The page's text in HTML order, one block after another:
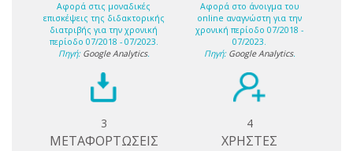
Αφορά στις μοναδικές
επισκέψεις της διδακτορικής
διατριβής για την χρονική
περίοδο 07/2018 - 07/2023.
Πηγή: Google Analytics.
Αφορά στο άνοιγμα του
online αναγνώστη για την
χρονική περίοδο 07/2018 -
07/2023.
Πηγή: Google Analytics.
3
ΜΕΤΑΦΟΡΤΩΣΕΙΣ
4
ΧΡΗΣΤΕΣ